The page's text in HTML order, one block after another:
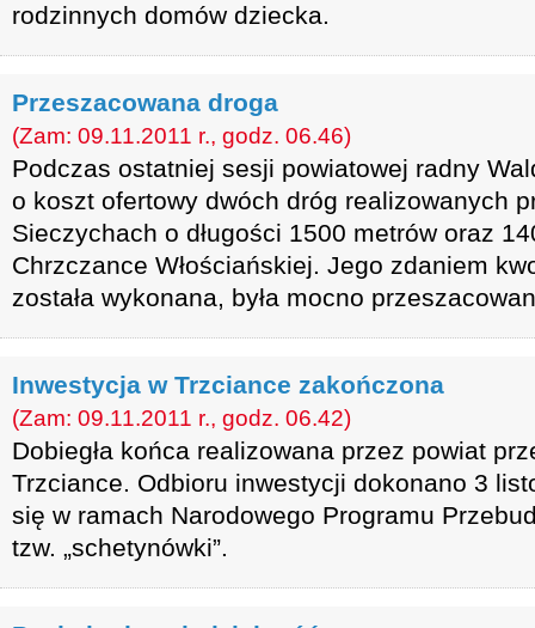
rodzinnych domów dziecka.
Przeszacowana droga
(Zam: 09.11.2011 r., godz. 06.46)
Podczas ostatniej sesji powiatowej radny
o koszt ofertowy dwóch dróg realizowanych
Sieczychach o długości 1500 metrów oraz
Chrzczance Włościańskiej. Jego zdaniem
została wykonana, była mocno
Inwestycja w Trzciance zakończona
(Zam: 09.11.2011 r., godz. 06.42)
Dobiegła końca realizowana przez powiat
Trzciance. Odbioru inwestycji dokonano 3
się w ramach Narodowego Programu
tzw. „schetynówki”.